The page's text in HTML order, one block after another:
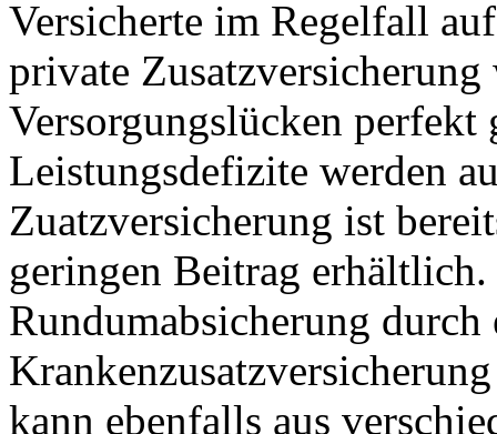
Versicherte im Regelfall
private
Versorgungslücken perfekt
Leistungsdefizite werden
Zuatzversicherung ist
geringen Beitrag
Rundumabsicherung durch
kann ebenfalls aus